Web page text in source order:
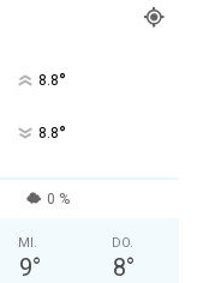
8.8°
8.8°
0 %
MI.
9°
DO.
8°